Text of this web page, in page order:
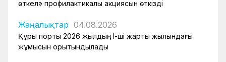
өткел» профилактикалық акциясын өткізді
Жаңалықтар 04.08.2026
Құрық порты 2026 жылдың І-ші жарты жылындағы
жұмысын қорытындылады